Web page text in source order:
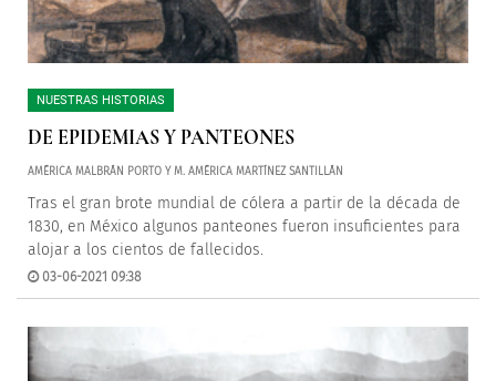
NUESTRAS HISTORIAS
DE EPIDEMIAS Y PANTEONES
AMÉRICA MALBRÁN PORTO Y M. AMÉRICA MARTÍNEZ SANTILLÁN
Tras el gran brote mundial de cólera a partir de la década de
1830, en México algunos panteones fueron insuficientes para
alojar a los cientos de fallecidos.
03-06-2021 09:38